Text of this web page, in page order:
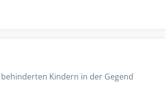
Kindern in der Gegend